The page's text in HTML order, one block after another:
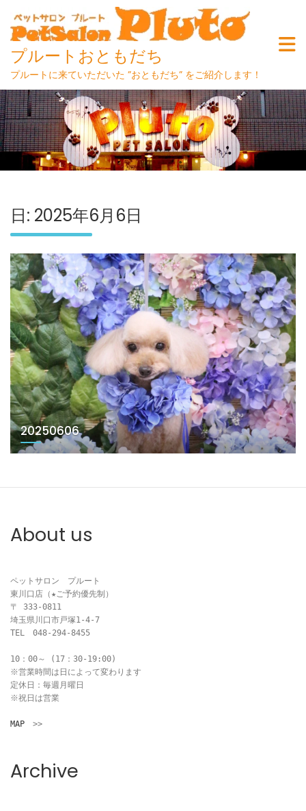
Skip
to
content
プルートおともだち
プルートに来ていただいた ”おともだち” をご紹介します！
日: 2025年6月6日
20250606
About us
ペットサロン　プルート
東川口店（★ご予約優先制）
〒 333-0811
埼玉県川口市戸塚1-4-7
TEL　048-294-8455
10：00～ (17：30-19:00)
※営業時間は日によって変わります
定休日：毎週月曜日
※祝日は営業
MAP >>
Archive